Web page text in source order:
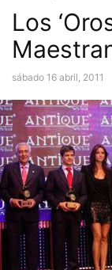
Los
sábado 16 abril, 2011